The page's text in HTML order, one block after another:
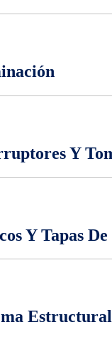
Y
Y Tapas